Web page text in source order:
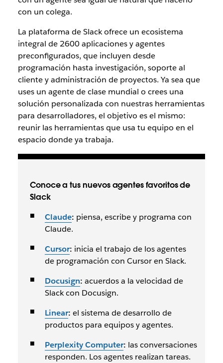
con un colega.
La plataforma de Slack ofrece un ecosistema
integral de 2600 aplicaciones y agentes
preconfigurados, que incluyen desde
programación hasta investigación, soporte al
cliente y administración de proyectos. Ya sea que
uses un agente de clase mundial o crees una
solución personalizada con nuestras herramientas
para desarrolladores, el objetivo es el mismo:
reunir las herramientas que usa tu equipo en el
espacio donde ya trabaja.
Conoce a tus nuevos agentes favoritos de
Slack
Claude: piensa, escribe y programa con
Claude.
Cursor: inicia el trabajo de los agentes
de programación con Cursor en Slack.
Docusign: acuerdos a la velocidad de
Slack con Docusign.
Linear: el sistema de desarrollo de
productos para equipos y agentes.
Perplexity Computer: las conversaciones
responden. Los agentes realizan tareas.